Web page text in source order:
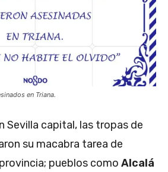
en Triana.
Sevilla capital, las tropas de
su macabra tarea de
pueblos como Alcalá